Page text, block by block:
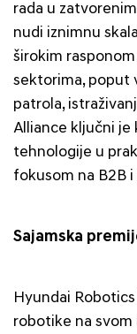
rada u
nudi iznimnu
širokim
sektorima, poput
patrola,
Alliance ključni je
tehnologije u
fokusom na B2B
Sajamska
Hyundai
robotike na svom